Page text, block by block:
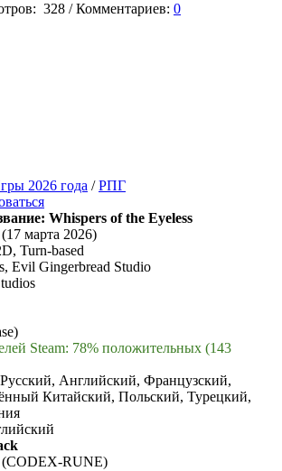
328 / Комментариев: 0
2026 года /РПГ
Whispers of the Eyeless
марта 2026)
Turn-based
Evil Gingerbread Studio
Steam: 78% положительных (143
Английский, Французский,
Китайский, Польский, Турецкий,
RUNE)